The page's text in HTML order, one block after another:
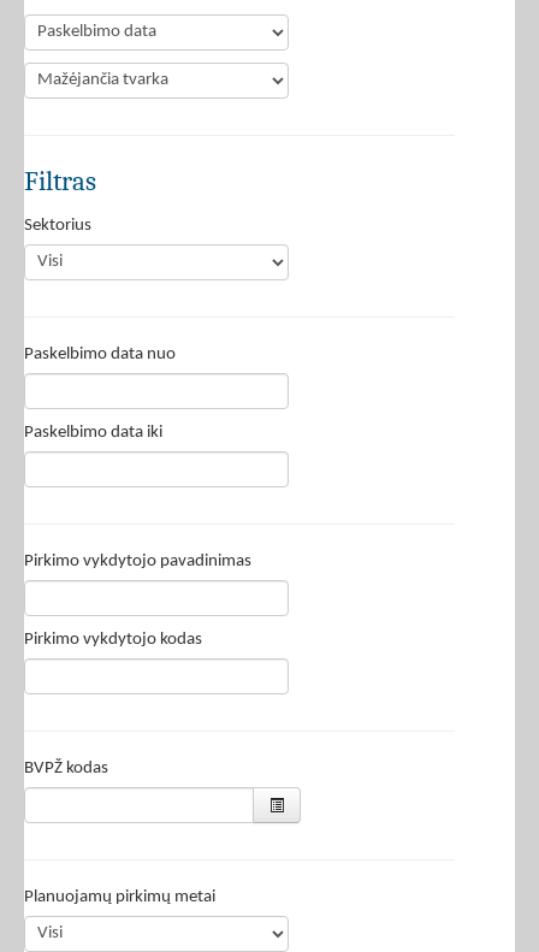
Filtras
Sektorius
Paskelbimo data nuo
Paskelbimo data iki
Pirkimo vykdytojo pavadinimas
Pirkimo vykdytojo kodas
BVPŽ kodas
Planuojamų pirkimų metai